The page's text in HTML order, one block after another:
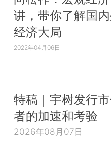
讲，带你了解国
经济大局
2022年04月06日
特稿｜宇树发行
者的加速和考验
2026年08月07日